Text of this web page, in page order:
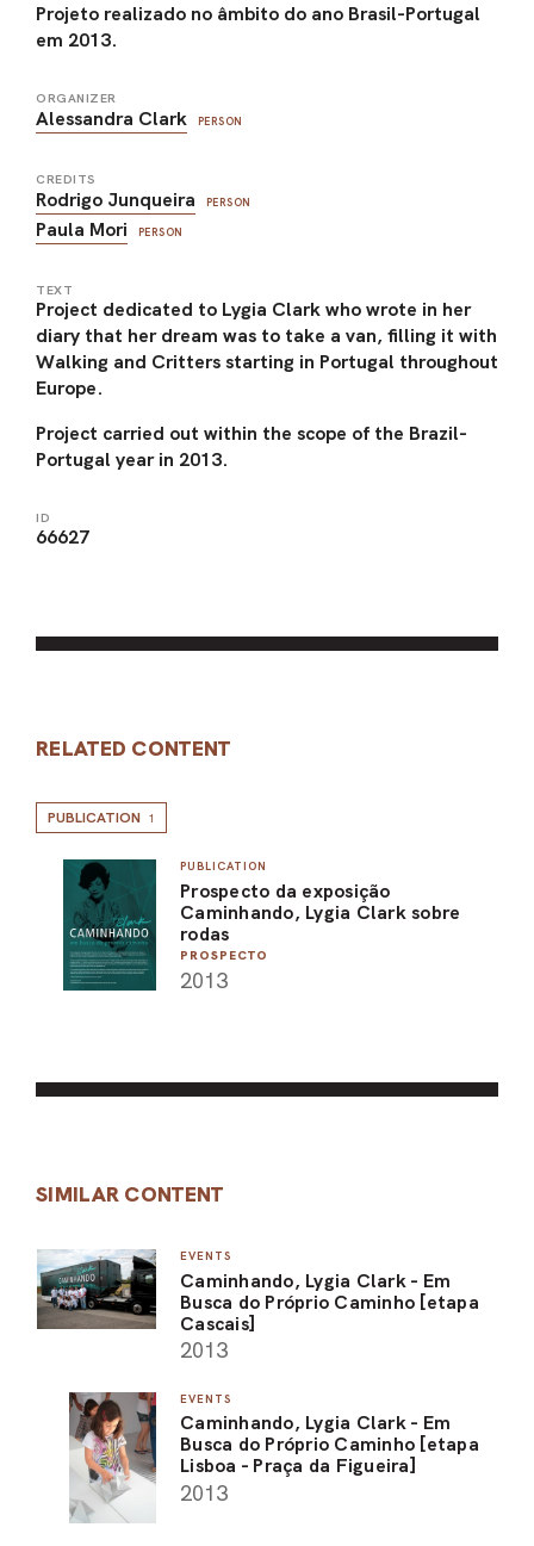
Projeto realizado no âmbito do ano Brasil-Portugal
em 2013.
ORGANIZER
Alessandra Clark PERSON
CREDITS
Rodrigo Junqueira PERSON
Paula Mori PERSON
TEXT
Project dedicated to Lygia Clark who wrote in her
diary that her dream was to take a van, filling it with
Walking and Critters starting in Portugal throughout
Europe.
Project carried out within the scope of the Brazil-
Portugal year in 2013.
ID
66627
RELATED CONTENT
PUBLICATION 1
PUBLICATION
Prospecto da exposição
Caminhando, Lygia Clark sobre
rodas
PROSPECTO
2013
SIMILAR CONTENT
EVENTS
Caminhando, Lygia Clark - Em
Busca do Próprio Caminho [etapa
Cascais]
2013
EVENTS
Caminhando, Lygia Clark - Em
Busca do Próprio Caminho [etapa
Lisboa - Praça da Figueira]
2013